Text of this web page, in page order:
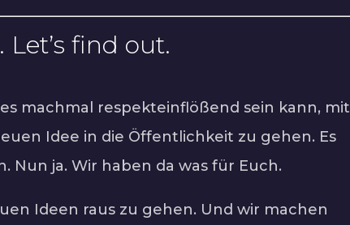
Let’s find out.
machmal respekteinflößend sein kann, mit
Idee in die Öffentlichkeit zu gehen. Es
Nun ja. Wir haben da was für Euch.
Ideen raus zu gehen. Und wir machen